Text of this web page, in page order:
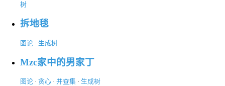
树
拆地毯
图论 · 生成树
Mzc家中的男家丁
图论 · 贪心 · 并查集 · 生成树